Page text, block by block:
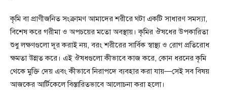
কৃমি বা প্রাণীজনিত সংক্রামণ আমাদের শরীরে ঘটা একটি সাধারণ সমস্যা,
বিশেষ করে গরীমা ও অপচয়ের মতো অবস্থায়। কৃমির ঔষধের উপকারিতা
শুধু লক্ষণগুলো দূর করাই নয়, বরং শরীরের সার্বিক স্বাস্থ্য ও রোগ প্রতিরোধ
ক্ষমতা উন্নত করে। এই ঔষধগুলো কীভাবে কাজ করে, কোন ধরনের কৃমি
থেকে মুক্তি দেয় এবং কীভাবে নিরাপদে ব্যবহার করা যায়—সেই সব বিষয়
আজকের আর্টিকেলে বিস্তারিতভাবে আলোচনা করা হলো।